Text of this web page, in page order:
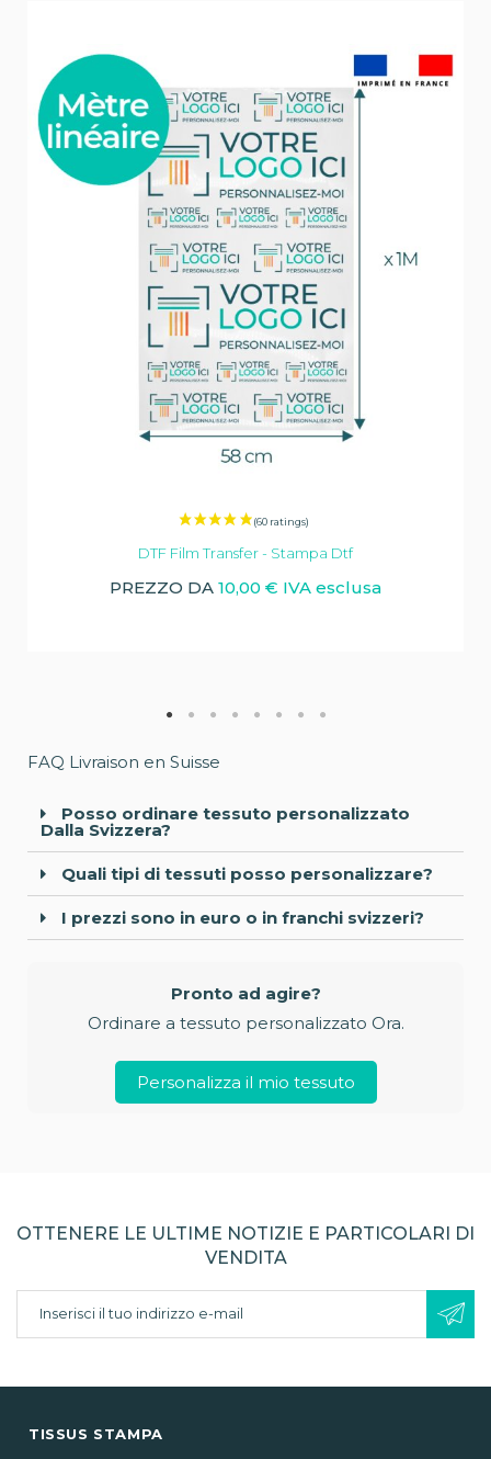
DTF Film Transfer - Stampa Dtf
PREZZO DA 10,00 € IVA esclusa
FAQ Livraison en Suisse
Posso ordinare tessuto personalizzato
Dalla Svizzera?
Quali tipi di tessuti posso personalizzare?
I prezzi sono in euro o in franchi svizzeri?
Pronto ad agire?
Ordinare a tessuto personalizzato Ora.
Personalizza il mio tessuto
OTTENERE LE ULTIME NOTIZIE E PARTICOLARI DI
VENDITA
TISSUS STAMPA